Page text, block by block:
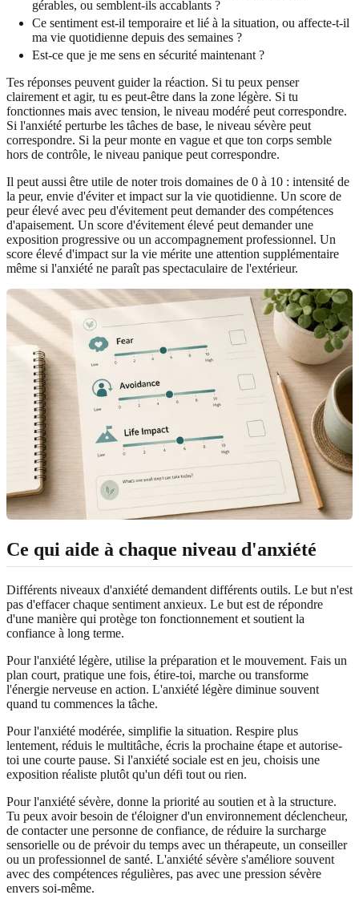
gérables, ou semblent-ils accablants ?
Ce sentiment est-il temporaire et lié à la situation, ou affecte-t-il
ma vie quotidienne depuis des semaines ?
Est-ce que je me sens en sécurité maintenant ?
Tes réponses peuvent guider la réaction. Si tu peux penser
clairement et agir, tu es peut-être dans la zone légère. Si tu
fonctionnes mais avec tension, le niveau modéré peut correspondre.
Si l'anxiété perturbe les tâches de base, le niveau sévère peut
correspondre. Si la peur monte en vague et que ton corps semble
hors de contrôle, le niveau panique peut correspondre.
Il peut aussi être utile de noter trois domaines de 0 à 10 : intensité de
la peur, envie d'éviter et impact sur la vie quotidienne. Un score de
peur élevé avec peu d'évitement peut demander des compétences
d'apaisement. Un score d'évitement élevé peut demander une
exposition progressive ou un accompagnement professionnel. Un
score élevé d'impact sur la vie mérite une attention supplémentaire
même si l'anxiété ne paraît pas spectaculaire de l'extérieur.
Ce qui aide à chaque niveau d'anxiété
Différents niveaux d'anxiété demandent différents outils. Le but n'est
pas d'effacer chaque sentiment anxieux. Le but est de répondre
d'une manière qui protège ton fonctionnement et soutient la
confiance à long terme.
Pour l'anxiété légère, utilise la préparation et le mouvement. Fais un
plan court, pratique une fois, étire-toi, marche ou transforme
l'énergie nerveuse en action. L'anxiété légère diminue souvent
quand tu commences la tâche.
Pour l'anxiété modérée, simplifie la situation. Respire plus
lentement, réduis le multitâche, écris la prochaine étape et autorise-
toi une courte pause. Si l'anxiété sociale est en jeu, choisis une
exposition réaliste plutôt qu'un défi tout ou rien.
Pour l'anxiété sévère, donne la priorité au soutien et à la structure.
Tu peux avoir besoin de t'éloigner d'un environnement déclencheur,
de contacter une personne de confiance, de réduire la surcharge
sensorielle ou de prévoir du temps avec un thérapeute, un conseiller
ou un professionnel de santé. L'anxiété sévère s'améliore souvent
avec des compétences régulières, pas avec une pression sévère
envers soi-même.